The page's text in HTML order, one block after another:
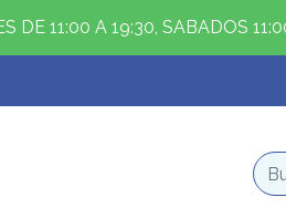
DE 11:00 A 19:30, SABADOS